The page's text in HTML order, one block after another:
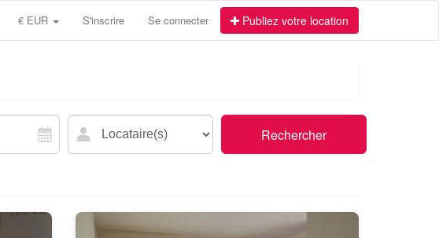
€ EUR S'inscrire Se connecter Publiez votre location
Rechercher